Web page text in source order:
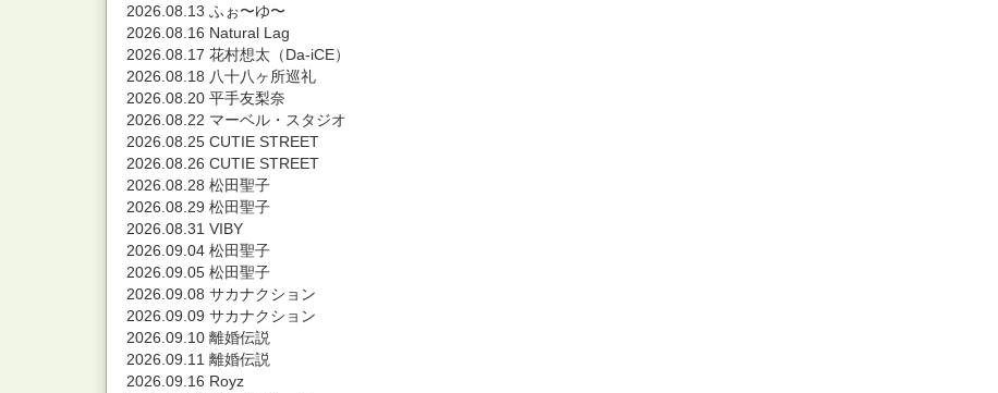
2026.08.13 ふぉ〜ゆ〜
2026.08.16 Natural Lag
2026.08.17 花村想太（Da-iCE）
2026.08.18 八十八ヶ所巡礼
2026.08.20 平手友梨奈
2026.08.22 マーベル・スタジオ
2026.08.25 CUTIE STREET
2026.08.26 CUTIE STREET
2026.08.28 松田聖子
2026.08.29 松田聖子
2026.08.31 VIBY
2026.09.04 松田聖子
2026.09.05 松田聖子
2026.09.08 サカナクション
2026.09.09 サカナクション
2026.09.10 離婚伝説
2026.09.11 離婚伝説
2026.09.16 Royz